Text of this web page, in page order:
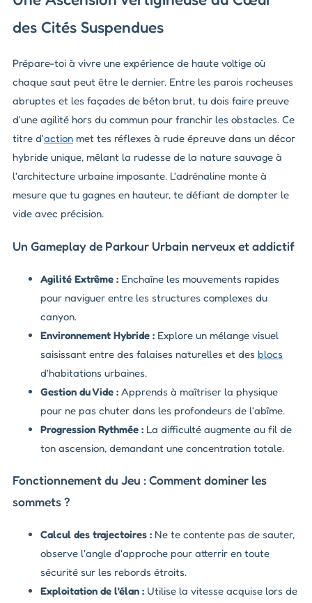
des Cités Suspendues
Prépare-toi à vivre une expérience de haute voltige où
chaque saut peut être le dernier. Entre les parois rocheuses
abruptes et les façades de béton brut, tu dois faire preuve
d'une agilité hors du commun pour franchir les obstacles. Ce
titre d'action met tes réflexes à rude épreuve dans un décor
hybride unique, mêlant la rudesse de la nature sauvage à
l'architecture urbaine imposante. L'adrénaline monte à
mesure que tu gagnes en hauteur, te défiant de dompter le
vide avec précision.
Un Gameplay de Parkour Urbain nerveux et addictif
Agilité Extrême : Enchaîne les mouvements rapides
pour naviguer entre les structures complexes du
canyon.
Environnement Hybride : Explore un mélange visuel
saisissant entre des falaises naturelles et des blocs
d'habitations urbaines.
Gestion du Vide : Apprends à maîtriser la physique
pour ne pas chuter dans les profondeurs de l'abîme.
Progression Rythmée : La difficulté augmente au fil de
ton ascension, demandant une concentration totale.
Fonctionnement du Jeu : Comment dominer les
sommets ?
Calcul des trajectoires : Ne te contente pas de sauter,
observe l'angle d'approche pour atterrir en toute
sécurité sur les rebords étroits.
Exploitation de l'élan : Utilise la vitesse acquise lors de